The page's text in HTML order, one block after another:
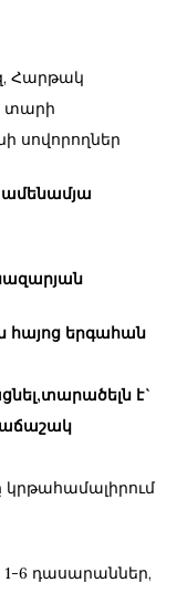
Հարթակ
տարի
սովորողներ
ամենամյա
հայոց երգահան
է`
6 դասարաններ,